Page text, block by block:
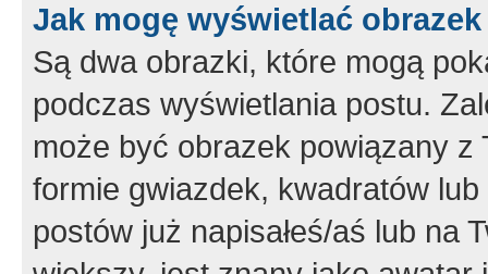
Jak mogę wyświetlać
Są dwa obrazki, które mogą
podczas wyświetlania postu.
może być obrazek powiązany z
formie gwiazdek, kwadratów
postów już napisałeś/aś lub na